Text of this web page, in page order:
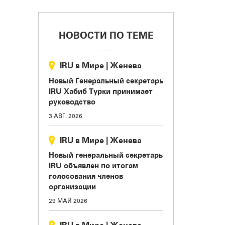
НОВОСТИ ПО ТЕМЕ
IRU в Мире | Женева
Новый Генеральный секретарь
IRU Хабиб Турки принимает
руководство
3 АВГ. 2026
IRU в Мире | Женева
Новый генеральный секретарь
IRU объявлен по итогам
голосования членов
организации
29 МАЙ 2026